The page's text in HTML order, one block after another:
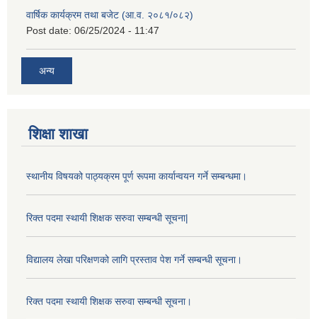
वार्षिक कार्यक्रम तथा बजेट (आ.व. २०८१/०८२)
Post date: 06/25/2024 - 11:47
अन्य
शिक्षा शाखा
स्थानीय विषयको पाठ्यक्रम पूर्ण रूपमा कार्यान्वयन गर्ने सम्बन्धमा।
रिक्त पदमा स्थायी शिक्षक सरुवा सम्बन्धी सूचना|
विद्यालय लेखा परिक्षणको लागि प्रस्ताव पेश गर्ने सम्बन्धी सूचना।
रिक्त पदमा स्थायी शिक्षक सरुवा सम्बन्धी सूचना।